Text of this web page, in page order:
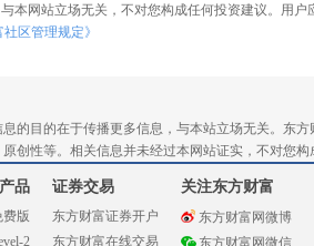
本网站立场无关，不对您构成任何投资建议。用
社区管理规定》
的目的在于传播更多信息，与本站立场无关。东
创性等。相关信息并未经过本网站证实，不对您
品
费版
2
证券交易
东方财富证券开户
东方财富在线交易
关注东方财富
东方财富网微博
东方财富网微信